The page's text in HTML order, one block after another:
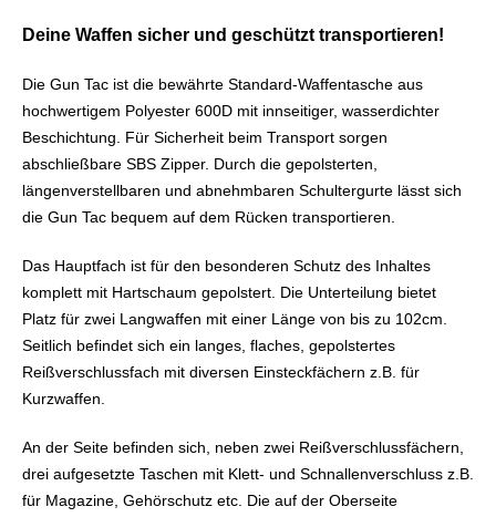
Deine Waffen sicher und geschützt transportieren!
Die Gun Tac ist die bewährte Standard-Waffentasche aus
hochwertigem Polyester 600D mit innseitiger, wasserdichter
Beschichtung. Für Sicherheit beim Transport sorgen
abschließbare SBS Zipper. Durch die gepolsterten,
längenverstellbaren und abnehmbaren Schultergurte lässt sich
die Gun Tac bequem auf dem Rücken transportieren.
Das Hauptfach ist für den besonderen Schutz des Inhaltes
komplett mit Hartschaum gepolstert. Die Unterteilung bietet
Platz für zwei Langwaffen mit einer Länge von bis zu 102cm.
Seitlich befindet sich ein langes, flaches, gepolstertes
Reißverschlussfach mit diversen Einsteckfächern z.B. für
Kurzwaffen.
An der Seite befinden sich, neben zwei Reißverschlussfächern,
drei aufgesetzte Taschen mit Klett- und Schnallenverschluss z.B.
für Magazine, Gehörschutz etc. Die auf der Oberseite